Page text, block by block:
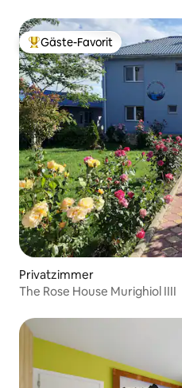
Beliebter Gäste-Favorit.
Gäste-Favorit
Privatzimmer
The Rose House Murighiol IIII